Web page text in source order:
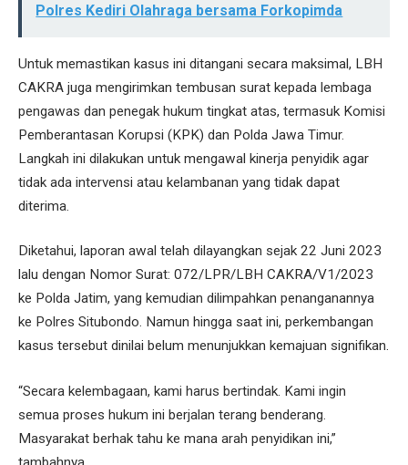
Polres Kediri Olahraga bersama Forkopimda
Untuk memastikan kasus ini ditangani secara maksimal, LBH
CAKRA juga mengirimkan tembusan surat kepada lembaga
pengawas dan penegak hukum tingkat atas, termasuk Komisi
Pemberantasan Korupsi (KPK) dan Polda Jawa Timur.
Langkah ini dilakukan untuk mengawal kinerja penyidik agar
tidak ada intervensi atau kelambanan yang tidak dapat
diterima.
Diketahui, laporan awal telah dilayangkan sejak 22 Juni 2023
lalu dengan Nomor Surat: 072/LPR/LBH CAKRA/V1/2023
ke Polda Jatim, yang kemudian dilimpahkan penanganannya
ke Polres Situbondo. Namun hingga saat ini, perkembangan
kasus tersebut dinilai belum menunjukkan kemajuan signifikan.
“Secara kelembagaan, kami harus bertindak. Kami ingin
semua proses hukum ini berjalan terang benderang.
Masyarakat berhak tahu ke mana arah penyidikan ini,”